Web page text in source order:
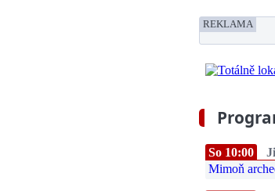
REKLAMA
So 10:00
Mimoň